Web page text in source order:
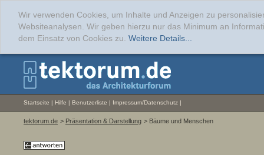
Wir verwenden Cookies, um Inhalte und Anzeigen zu
Websiteanalysen. Wir geben hierzu nur das Minimum an
dem Einsatz von Cookies zu. Weitere Details...
Startseite | Hilfe | Benutzerliste | Impressum/Datenschutz |
tektorum.de > Präsentation & Darstellung > Bäume und Menschen